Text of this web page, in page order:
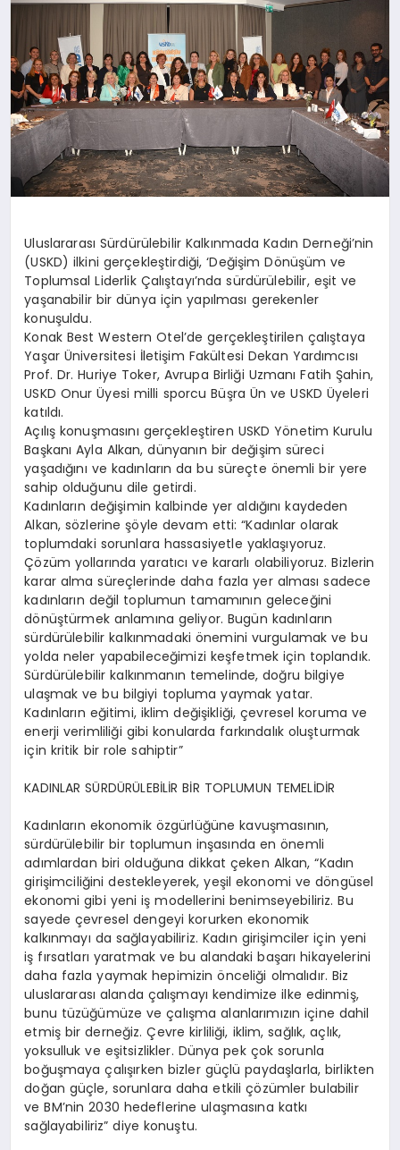
Uluslararası Sürdürülebilir Kalkınmada Kadın Derneği’nin
(USKD) ilkini gerçekleştirdiği, ‘Değişim Dönüşüm ve
Toplumsal Liderlik Çalıştayı’nda sürdürülebilir, eşit ve
yaşanabilir bir dünya için yapılması gerekenler
konuşuldu.
Konak Best Western Otel’de gerçekleştirilen çalıştaya
Yaşar Üniversitesi İletişim Fakültesi Dekan Yardımcısı
Prof. Dr. Huriye Toker, Avrupa Birliği Uzmanı Fatih Şahin,
USKD Onur Üyesi milli sporcu Büşra Ün ve USKD Üyeleri
katıldı.
Açılış konuşmasını gerçekleştiren USKD Yönetim Kurulu
Başkanı Ayla Alkan, dünyanın bir değişim süreci
yaşadığını ve kadınların da bu süreçte önemli bir yere
sahip olduğunu dile getirdi.
Kadınların değişimin kalbinde yer aldığını kaydeden
Alkan, sözlerine şöyle devam etti: “Kadınlar olarak
toplumdaki sorunlara hassasiyetle yaklaşıyoruz.
Çözüm yollarında yaratıcı ve kararlı olabiliyoruz. Bizlerin
karar alma süreçlerinde daha fazla yer alması sadece
kadınların değil toplumun tamamının geleceğini
dönüştürmek anlamına geliyor. Bugün kadınların
sürdürülebilir kalkınmadaki önemini vurgulamak ve bu
yolda neler yapabileceğimizi keşfetmek için toplandık.
Sürdürülebilir kalkınmanın temelinde, doğru bilgiye
ulaşmak ve bu bilgiyi topluma yaymak yatar.
Kadınların eğitimi, iklim değişikliği, çevresel koruma ve
enerji verimliliği gibi konularda farkındalık oluşturmak
için kritik bir role sahiptir”
KADINLAR SÜRDÜRÜLEBİLİR BİR TOPLUMUN TEMELİDİR
Kadınların ekonomik özgürlüğüne kavuşmasının,
sürdürülebilir bir toplumun inşasında en önemli
adımlardan biri olduğuna dikkat çeken Alkan, “Kadın
girişimciliğini destekleyerek, yeşil ekonomi ve döngüsel
ekonomi gibi yeni iş modellerini benimseyebiliriz. Bu
sayede çevresel dengeyi korurken ekonomik
kalkınmayı da sağlayabiliriz. Kadın girişimciler için yeni
iş fırsatları yaratmak ve bu alandaki başarı hikayelerini
daha fazla yaymak hepimizin önceliği olmalıdır. Biz
uluslararası alanda çalışmayı kendimize ilke edinmiş,
bunu tüzüğümüze ve çalışma alanlarımızın içine dahil
etmiş bir derneğiz. Çevre kirliliği, iklim, sağlık, açlık,
yoksulluk ve eşitsizlikler. Dünya pek çok sorunla
boğuşmaya çalışırken bizler güçlü paydaşlarla, birlikten
doğan güçle, sorunlara daha etkili çözümler bulabilir
ve BM’nin 2030 hedeflerine ulaşmasına katkı
sağlayabiliriz” diye konuştu.